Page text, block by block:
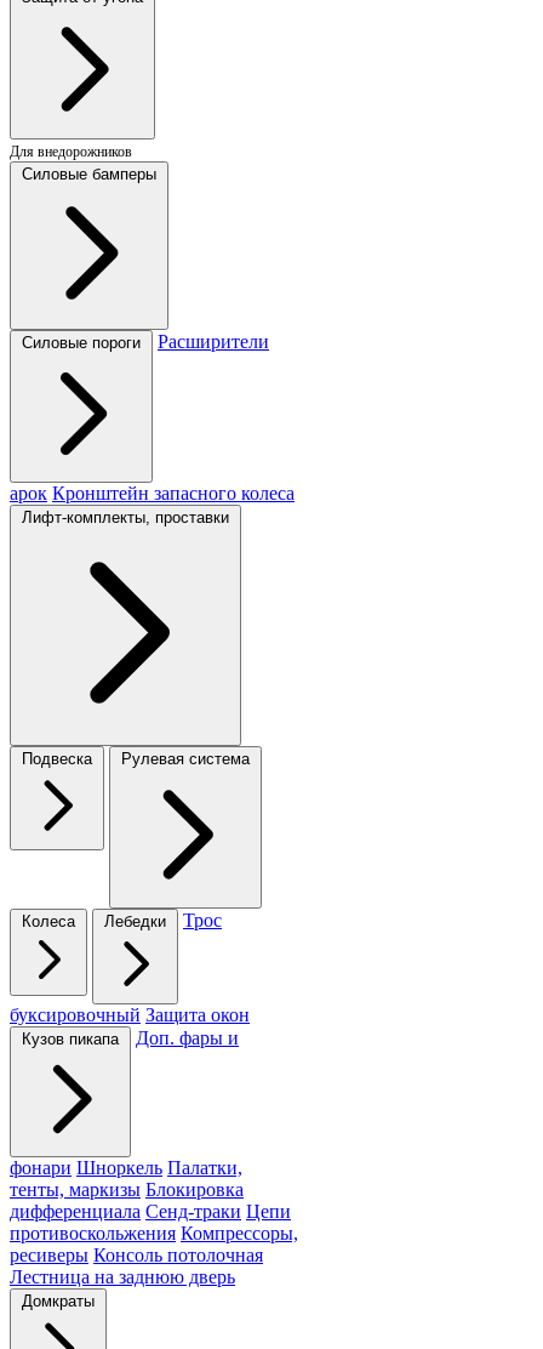
Для внедорожников
Силовые бамперы
Силовые пороги Расширители
арок Кронштейн запасного колеса
Лифт-комплекты, проставки
Подвеска Рулевая система
Колеса Лебедки Трос
буксировочный Защита окон
Кузов пикапа Доп. фары и
фонари Шноркель Палатки,
тенты, маркизы Блокировка
дифференциала Сенд-траки Цепи
противоскольжения Компрессоры,
ресиверы Консоль потолочная
Лестница на заднюю дверь
Домкраты